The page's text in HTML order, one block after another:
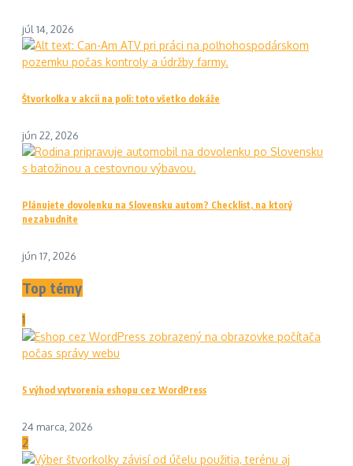
júl 14, 2026
Štvorkolka v akcii na poli: toto všetko dokáže
jún 22, 2026
Plánujete dovolenku na Slovensku autom? Checklist, na ktorý
nezabudnite
jún 17, 2026
Top témy
1
5 výhod vytvorenia eshopu cez WordPress
24 marca, 2026
2